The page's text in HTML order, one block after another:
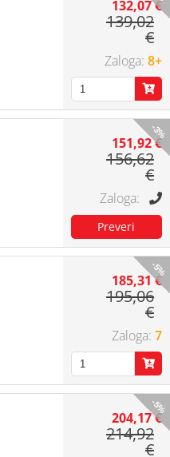
132,07 €
139,02
€
8+
-3%
151,92 €
156,62
€
-5%
185,31 €
195,06
€
7
-5%
204,17 €
214,92
€